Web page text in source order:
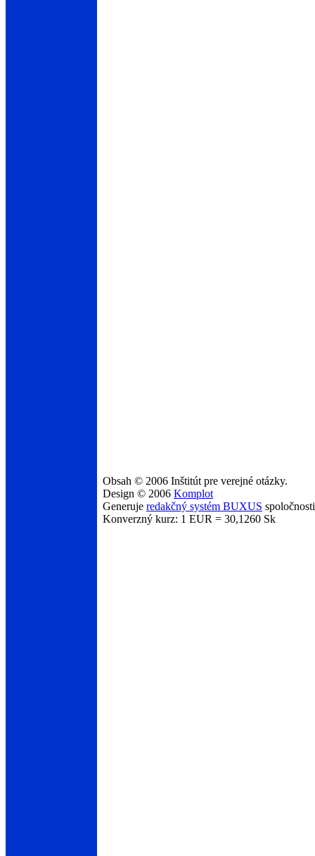
Obsah © 2006 Inštitút pre verejné otázky.
Design © 2006 Komplot
Generuje redakčný systém BUXUS
Konverzný kurz: 1 EUR = 30,1260 Sk